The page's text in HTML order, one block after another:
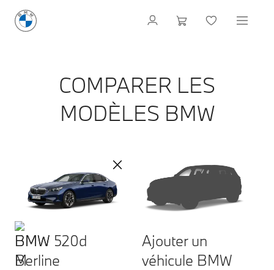
COMPARER LES
MODÈLES BMW
BMW 520d
Berline
Ajouter un
véhicule BMW